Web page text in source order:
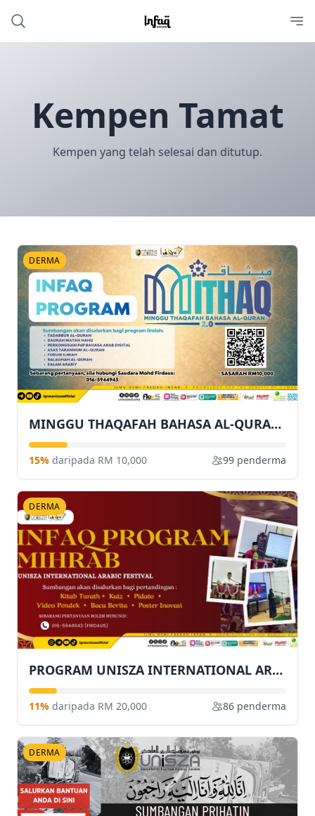
Kempen Tamat
Kempen yang telah selesai dan ditutup.
DERMA
MINGGU THAQAFAH BAHASA AL-QURAN (MITHAQ 2.0)
15% daripada RM 10,000 99 penderma
DERMA
PROGRAM UNISZA INTERNATIONAL ARABIC FESTIVAL (MIHRAB) 2.0
11% daripada RM 20,000 86 penderma
DERMA